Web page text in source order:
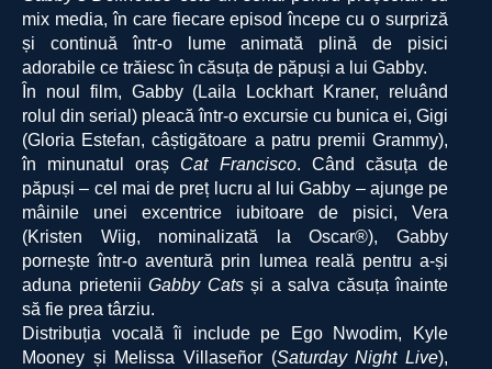
mix media, în care fiecare episod începe cu o surpriză
și continuă într-o lume animată plină de pisici
adorabile ce trăiesc în căsuța de păpuși a lui Gabby.
În noul film, Gabby (Laila Lockhart Kraner, reluând
rolul din serial) pleacă într-o excursie cu bunica ei, Gigi
(Gloria Estefan, câștigătoare a patru premii Grammy),
în minunatul oraș Cat Francisco. Când căsuța de
păpuși – cel mai de preț lucru al lui Gabby – ajunge pe
mâinile unei excentrice iubitoare de pisici, Vera
(Kristen Wiig, nominalizată la Oscar®), Gabby
pornește într-o aventură prin lumea reală pentru a-și
aduna prietenii Gabby Catsși a salva căsuța înainte
să fie prea târziu.
Distribuția vocală îi include pe Ego Nwodim, Kyle
Mooney și Melissa Villaseñor (Saturday Night Live),